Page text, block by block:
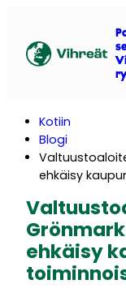
ry
Kotiin
Blogi
ehkäisy
ehkäisy